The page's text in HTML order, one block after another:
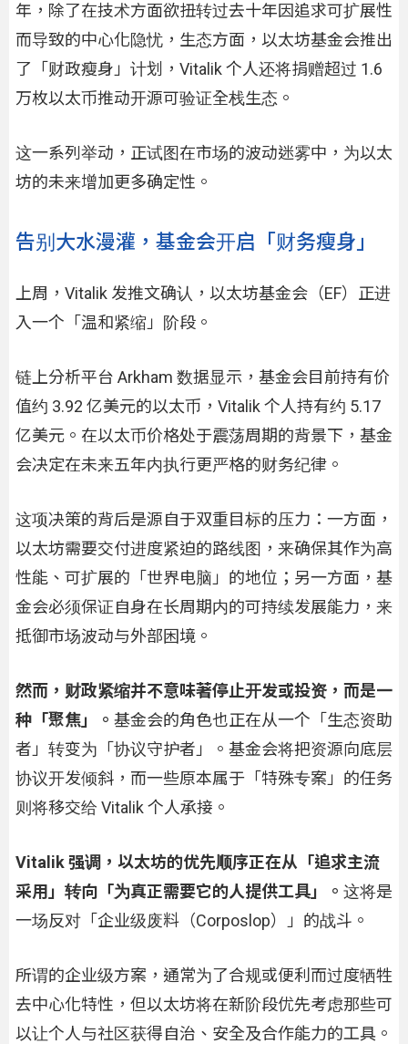
年，除了在技术方面欲扭转过去十年因追求可扩展性
而导致的中心化隐忧，生态方面，以太坊基金会推出
了「财政瘦身」计划，Vitalik 个人还将捐赠超过 1.6
万枚以太币推动开源可验证全栈生态。
这一系列举动，正试图在市场的波动迷雾中，为以太
坊的未来增加更多确定性。
告别大水漫灌，基金会开启「财务瘦身」
上周，Vitalik 发推文确认，以太坊基金会（EF）正进
入一个「温和紧缩」阶段。
链上分析平台 Arkham 数据显示，基金会目前持有价
值约 3.92 亿美元的以太币，Vitalik 个人持有约 5.17
亿美元。在以太币价格处于震荡周期的背景下，基金
会决定在未来五年内执行更严格的财务纪律。
这项决策的背后是源自于双重目标的压力：一方面，
以太坊需要交付进度紧迫的路线图，来确保其作为高
性能、可扩展的「世界电脑」的地位；另一方面，基
金会必须保证自身在长周期内的可持续发展能力，来
抵御市场波动与外部困境。
然而，财政紧缩并不意味著停止开发或投资，而是一
种「聚焦」。 基金会的角色也正在从一个「生态资助
者」转变为「协议守护者」。基金会将把资源向底层
协议开发倾斜，而一些原本属于「特殊专案」的任务
则将移交给 Vitalik 个人承接。
Vitalik 强调，以太坊的优先顺序正在从「追求主流
采用」转向「为真正需要它的人提供工具」。 这将是
一场反对「企业级废料（Corposlop）」的战斗。
所谓的企业级方案，通常为了合规或便利而过度牺牲
去中心化特性，但以太坊将在新阶段优先考虑那些可
以让个人与社区获得自治、安全及合作能力的工具。